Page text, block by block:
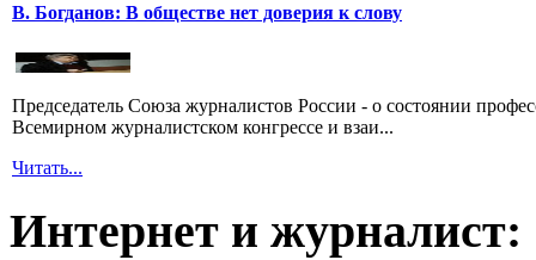
В. Богданов: В обществе нет доверия к слову
Председатель Союза журналистов России - о состоянии
Всемирном журналистском конгрессе и взаи...
Читать...
Интернет и журналист: